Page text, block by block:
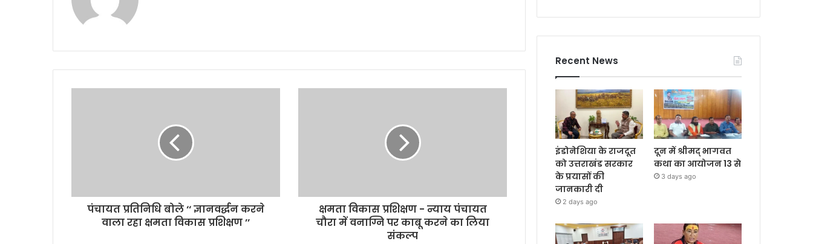
पंचायत प्रतिनिधि बोले ‘‘ ज्ञानवर्द्धन करने
वाला रहा क्षमता विकास प्रशिक्षण ’’
क्षमता विकास प्रशिक्षण - न्याय पंचायत
चौरा में वनाग्नि पर काबू करने का लिया
संकल्प
Recent News
इंडोनेशिया के राजदूत
को उत्तराखंड सरकार
के प्रयासों की
जानकारी दी
2 days ago
दून में श्रीमद् भागवत
कथा का आयोजन 13 से
3 days ago